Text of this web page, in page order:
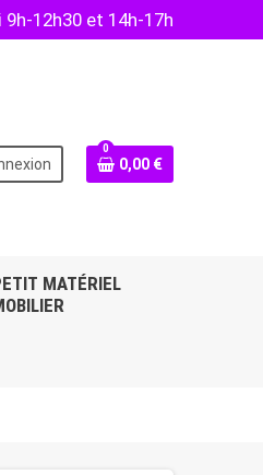
12h30 et 14h-17h
0
0,00 €
MATÉRIEL